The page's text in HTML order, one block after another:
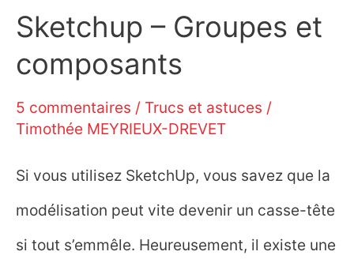
Sketchup – Groupes et
composants
5 commentaires / Trucs et astuces /
Timothée MEYRIEUX-DREVET
Si vous utilisez SketchUp, vous savez que la
modélisation peut vite devenir un casse-tête
si tout s’emmêle. Heureusement, il existe une